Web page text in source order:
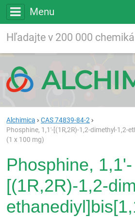
Menu
Vyhľadávanie
Alchimica
CAS 74839-84-2
Phosphine, 1,1'-[(1R,2R)-1,2-dimethyl-1,2-
(1 x 100 mg)
Phosphine, 1,1'-
[(1R,2R)-1,2-